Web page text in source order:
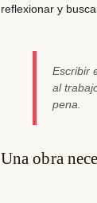
reflexionar y
Escribir
al
pena.
Una obra